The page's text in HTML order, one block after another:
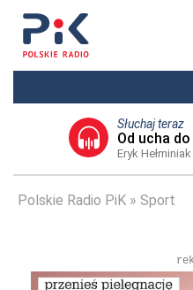
Słuchaj teraz
Od ucha
Eryk Hełminiak
Polskie Radio PiK Sport